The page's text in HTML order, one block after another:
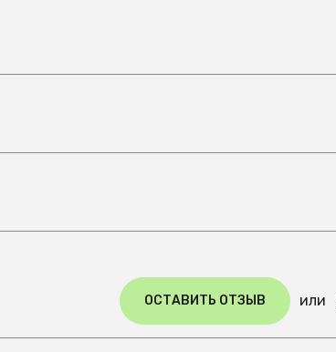
ОСТАВИТЬ ОТЗЫВ или